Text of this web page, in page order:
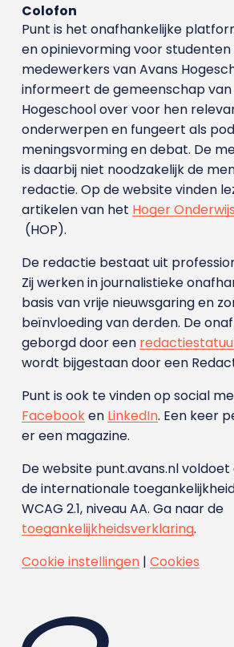
Colofon
Punt is het onafhankelijke
en opinievorming voor studenten
medewerkers van Avans
informeert de gemeenschap van
Hogeschool over voor hen
onderwerpen en fungeert als
meningsvorming en debat. De
is daarbij niet noodzakelijk de
redactie. Op de website vinden
artikelen van het Hoger
(HOP).
De redactie bestaat uit
Zij werken in journalistieke
basis van vrije nieuwsgaring en
beïnvloeding van derden. De
geborgd door een
wordt bijgestaan door een
Punt is ook te vinden op social
Facebooken LinkedIn. Een keer
er een magazine.
De website punt.avans.nl
de internationale
WCAG 2.1, niveau AA. Ga naar de
toegankelijkheidsverklaring.
Cookie instellingen| Cookies